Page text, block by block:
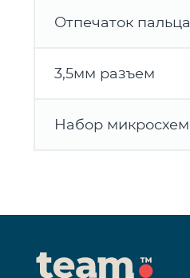
Отпечаток пальца
3,5мм разъем
Набор микросхем